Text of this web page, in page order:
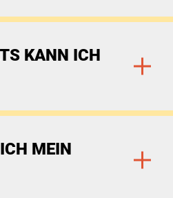
KANN ICH
MEIN